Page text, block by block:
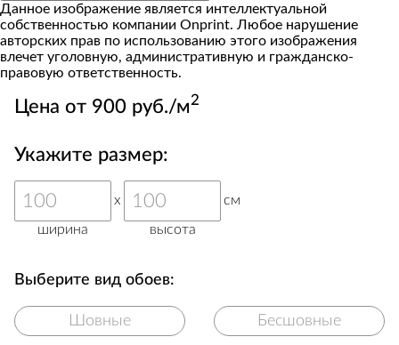
Данное изображение является интеллектуальной
собственностью компании Onprint. Любое нарушение
авторских прав по использованию этого изображения
влечет уголовную, административную и гражданско-
правовую ответственность.
Цена от 900 руб./м2
Укажите размер:
ширина
x
высота
см
Выберите вид обоев:
Шовные Бесшовные